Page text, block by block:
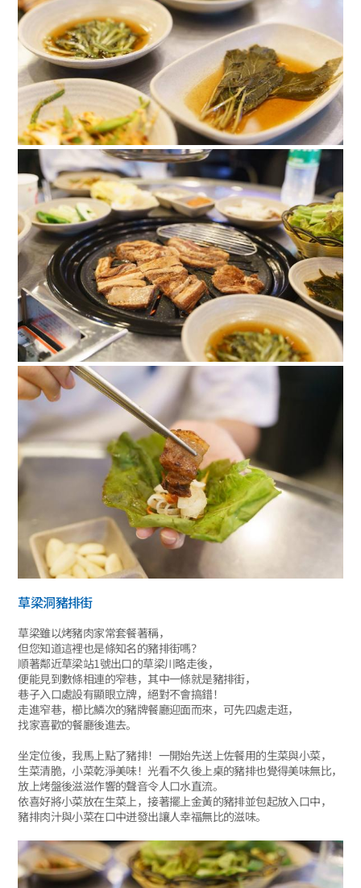
草梁洞豬排街
草梁雖以烤豬肉家常套餐著稱，
但您知道這裡也是條知名的豬排街嗎？
順著鄰近草梁站1號出口的草梁川略走後，
便能見到數條相連的窄巷，其中一條就是豬排街，
巷子入口處設有顯眼立牌，絕對不會搞錯！
走進窄巷，櫛比鱗次的豬牌餐廳迎面而來，可先四處走逛，
找家喜歡的餐廳後進去。
坐定位後，我馬上點了豬排！一開始先送上佐餐用的生菜與小菜，
生菜清脆，小菜乾淨美味！光看不久後上桌的豬排也覺得美味無比，
放上烤盤後滋滋作響的聲音令人口水直流。
依喜好將小菜放在生菜上，接著擺上金黃的豬排並包起放入口中，
豬排肉汁與小菜在口中迸發出讓人幸福無比的滋味。